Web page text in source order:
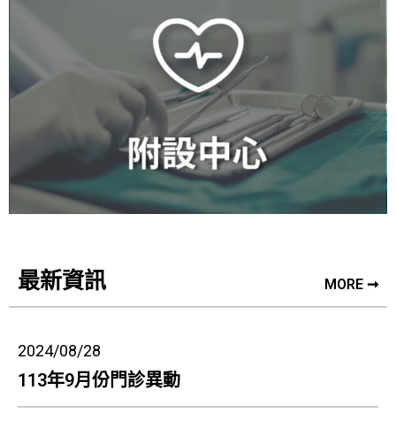
最新資訊 MORE ➞
2024/08/28
113年9月份門診異動